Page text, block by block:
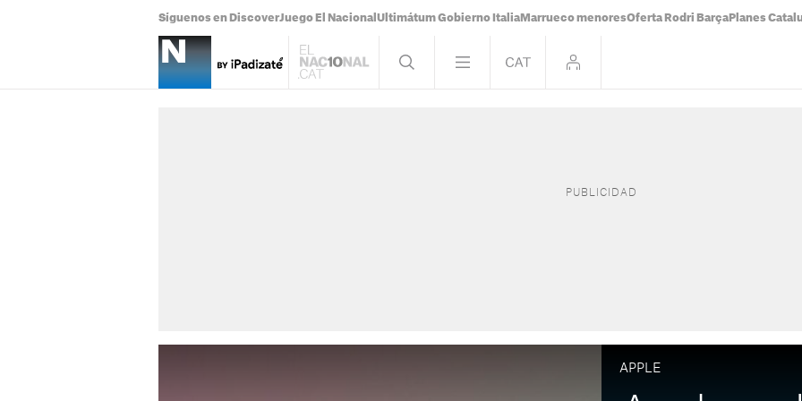
Síguenos en DiscoverJuego El Nacional Ultimátum Gobierno Italia Marrueco menoresOferta Rodri Barça Planes
APPLE